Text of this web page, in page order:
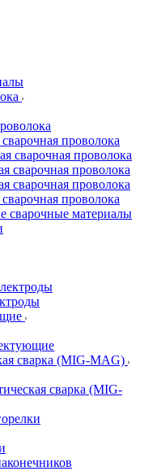
проволока
сварочная проволока
сварочная проволока
сварочная проволока
проволока
сварочные материалы
сварка (MIG-MAG)
сварка (MIG-